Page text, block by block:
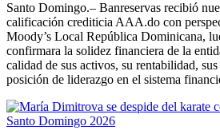
Santo Domingo.– Banreservas recibió
calificación crediticia AAA.do con
Moody’s Local República Dominicana,
confirmara la solidez financiera de la
calidad de sus activos, su rentabilidad,
posición de liderazgo en el sistema